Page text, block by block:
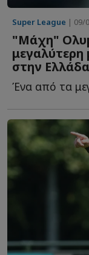
Super League | 09/
"Μάχη"
μεγαλύτερη
στην